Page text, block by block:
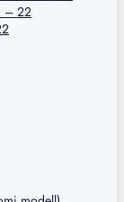
– 22